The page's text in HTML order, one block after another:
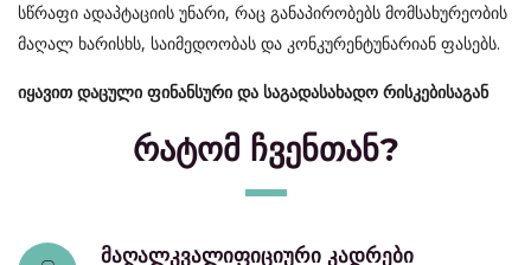
სწრაფი ადაპტაციის უნარი, რაც განაპირობებს მომსახურეობის
მაღალ ხარისხს, საიმედოობას და კონკურენტუნარიან ფასებს.
იყავით დაცული ფინანსური და საგადასახადო რისკებისაგან
რატომ ჩვენთან?
მაღალკვალიფიციური კადრები